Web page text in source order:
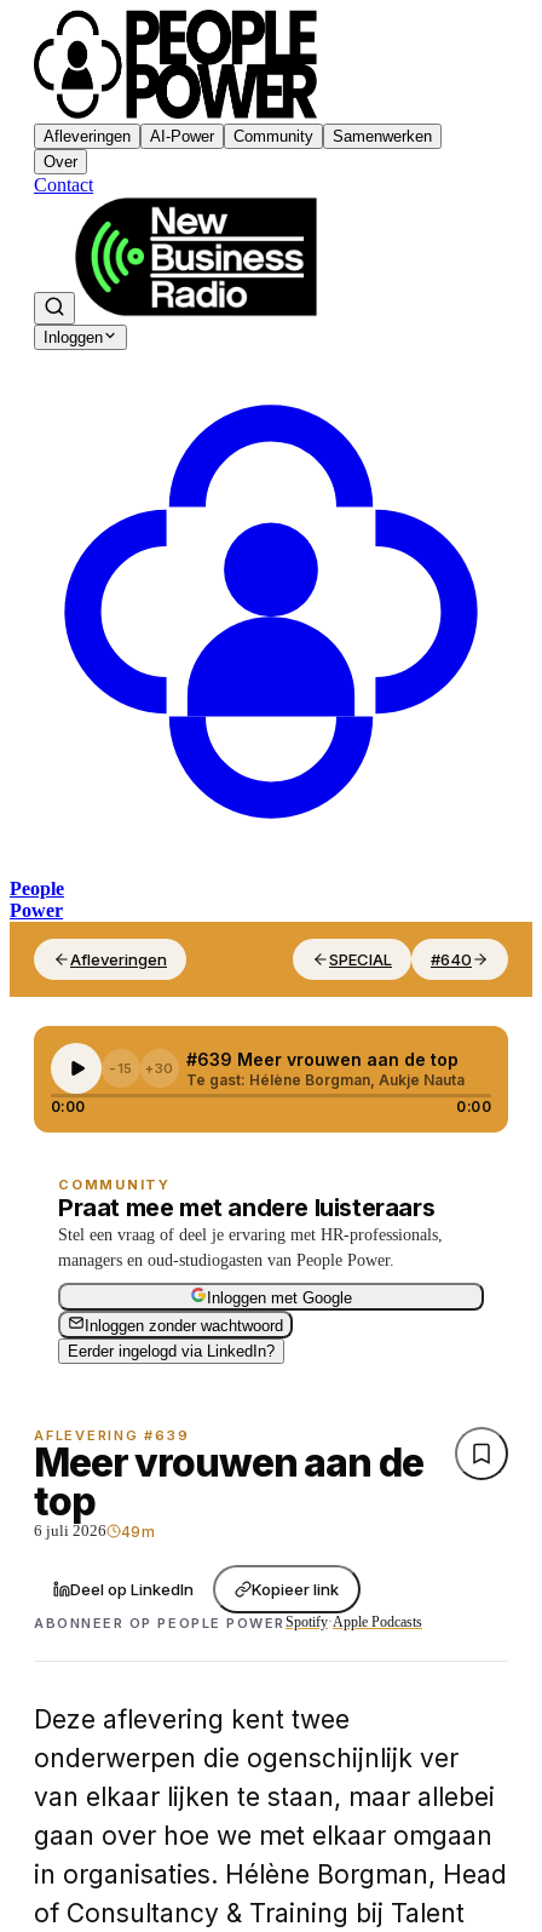
Afleveringen AI-Power Community
Samenwerken
Over
Contact
Inloggen
People
Power
Afleveringen SPECIAL #640
-15 +30 #639 Meer vrouwen aan de top
Te gast: Hélène Borgman, Aukje Nauta
0:00
0:00
COMMUNITY
Praat mee met andere luisteraars
Stel een vraag of deel je ervaring met HR-professionals,
managers en oud-studiogasten van People Power.
Inloggen met Google
Inloggen zonder wachtwoord
Eerder ingelogd via LinkedIn?
AFLEVERING #639
Meer vrouwen aan de
top
6 juli 2026 49m
Deel op LinkedIn Kopieer link
ABONNEER OP PEOPLE POWER Spotify·Apple Podcasts
Deze aflevering kent twee
onderwerpen die ogenschijnlijk ver
van elkaar lijken te staan, maar allebei
gaan over hoe we met elkaar omgaan
in organisaties. Hélène Borgman, Head
of Consultancy & Training bij Talent